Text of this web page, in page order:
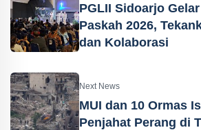
PGLII Sidoarjo
Paskah 2026,
dan Kolaborasi
Next News
MUI dan 10 Ormas
Penjahat Perang di